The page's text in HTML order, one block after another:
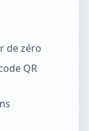
de zéro
QR